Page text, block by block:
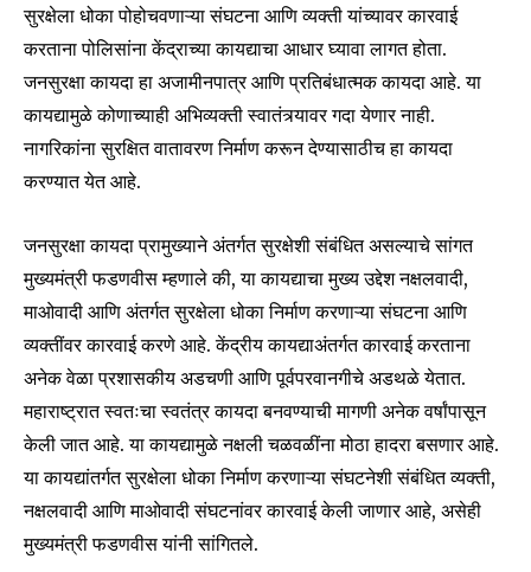
safe with us.
I've read and accept the Privacy Policy
32,111
Followers Followers
सुरक्षेला धोका पोहोचवणाऱ्या संघटना आणि व्यक्ती यांच्यावर कारवाई
करताना पोलिसांना केंद्राच्या कायद्याचा आधार घ्यावा लागत होता.
जनसुरक्षा कायदा हा अजामीनपात्र आणि प्रतिबंधात्मक कायदा आहे. या
कायद्यामुळे कोणाच्याही अभिव्यक्ती स्वातंत्र्यावर गदा येणार नाही.
नागरिकांना सुरक्षित वातावरण निर्माण करून देण्यासाठीच हा कायदा
करण्यात येत आहे.
जनसुरक्षा कायदा प्रामुख्याने अंतर्गत सुरक्षेशी संबंधित असल्याचे सांगत
मुख्यमंत्री फडणवीस म्हणाले की, या कायद्याचा मुख्य उद्देश नक्षलवादी,
माओवादी आणि अंतर्गत सुरक्षेला धोका निर्माण करणाऱ्या संघटना आणि
व्यक्तींवर कारवाई करणे आहे. केंद्रीय कायद्याअंतर्गत कारवाई करताना
अनेक वेळा प्रशासकीय अडचणी आणि पूर्वपरवानगीचे अडथळे येतात.
महाराष्ट्रात स्वतःचा स्वतंत्र कायदा बनवण्याची मागणी अनेक वर्षांपासून
केली जात आहे. या कायद्यामुळे नक्षली चळवळींना मोठा हादरा बसणार आहे.
या कायद्यांतर्गत सुरक्षेला धोका निर्माण करणाऱ्या संघटनेशी संबंधित व्यक्ती,
नक्षलवादी आणि माओवादी संघटनांवर कारवाई केली जाणार आहे, असेही
मुख्यमंत्री फडणवीस यांनी सांगितले.